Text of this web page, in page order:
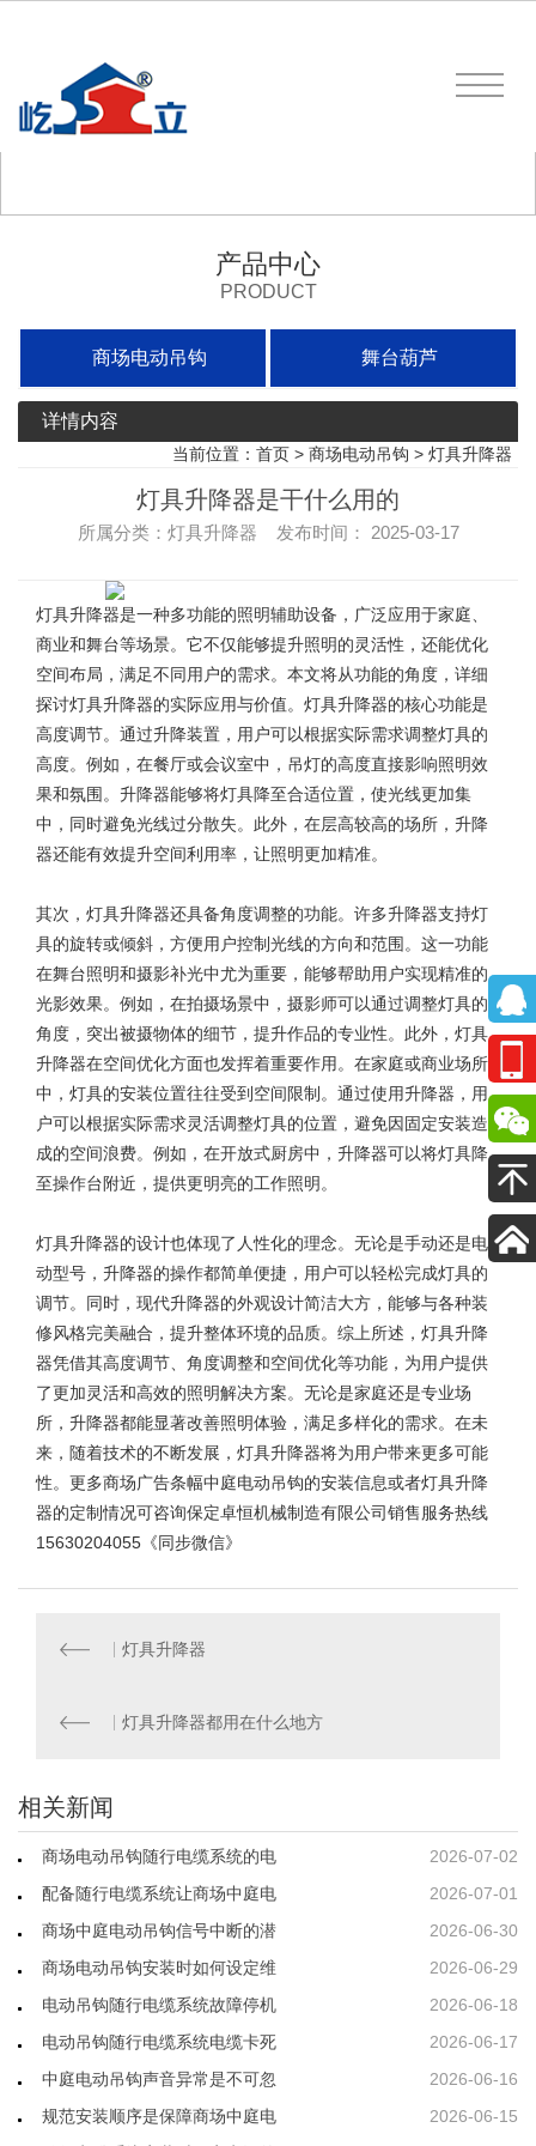
产品中心
PRODUCT
商场电动吊钩 舞台葫芦
详情内容
当前位置： 首页 > 商场电动吊钩 > 灯具升降器
灯具升降器是干什么用的
所属分类：灯具升降器 发布时间： 2025-03-17
灯具升降器是一种多功能的照明辅助设备，广泛应用于家庭、
商业和舞台等场景。它不仅能够提升照明的灵活性，还能优化
空间布局，满足不同用户的需求。本文将从功能的角度，详细
探讨灯具升降器的实际应用与价值。灯具升降器的核心功能是
高度调节。通过升降装置，用户可以根据实际需求调整灯具的
高度。例如，在餐厅或会议室中，吊灯的高度直接影响照明效
果和氛围。升降器能够将灯具降至合适位置，使光线更加集
中，同时避免光线过分散失。此外，在层高较高的场所，升降
器还能有效提升空间利用率，让照明更加精准。
其次， 灯具升降器还具备角度调整的功能。许多升降器支持灯
具的旋转或倾斜，方便用户控制光线的方向和范围。这一功能
在舞台照明和摄影补光中尤为重要，能够帮助用户实现精准的
光影效果。例如，在拍摄场景中，摄影师可以通过调整灯具的
角度，突出被摄物体的细节，提升作品的专业性。此外，灯具
升降器在空间优化方面也发挥着重要作用。在家庭或商业场所
中，灯具的安装位置往往受到空间限制。通过使用升降器，用
户可以根据实际需求灵活调整灯具的位置，避免因固定安装造
成的空间浪费。例如，在开放式厨房中，升降器可以将灯具降
至操作台附近，提供更明亮的工作照明。
灯具升降器的设计也体现了人性化的理念。无论是手动还是电
动型号，升降器的操作都简单便捷，用户可以轻松完成灯具的
调节。同时，现代升降器的外观设计简洁大方，能够与各种装
修风格完美融合，提升整体环境的品质。综上所述，灯具升降
器凭借其高度调节、角度调整和空间优化等功能，为用户提供
了更加灵活和高效的照明解决方案。无论是家庭还是专业场
所，升降器都能显著改善照明体验，满足多样化的需求。在未
来，随着技术的不断发展，灯具升降器将为用户带来更多可能
性。更多商场广告条幅中庭电动吊钩的安装信息或者灯具升降
器的定制情况可咨询保定卓恒机械制造有限公司销售服务热线
15630204055《同步微信》
灯具升降器
灯具升降器都用在什么地方
相关新闻
2026-07-02
商场电动吊钩随行电缆系统的电
2026-07-01
配备随行电缆系统让商场中庭电
2026-06-30
商场中庭电动吊钩信号中断的潜
2026-06-29
商场电动吊钩安装时如何设定维
2026-06-18
电动吊钩随行电缆系统故障停机
2026-06-17
电动吊钩随行电缆系统电缆卡死
2026-06-16
中庭电动吊钩声音异常是不可忽
2026-06-15
规范安装顺序是保障商场中庭电